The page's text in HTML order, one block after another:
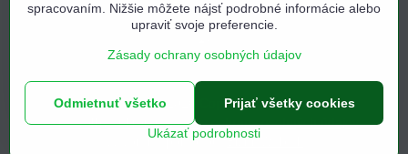
©
Copyright
Predvoľby súkromiaZásady ochrany osobných údajov
Vytvorené pomocou:BiznisWeb.sk
spracovaním. Nižšie môžete nájsť podrobné informácie alebo
upraviť svoje preferencie.
Zásady ochrany osobných údajov
Ukázať podrobnosti
Prijať všetky cookies
Odmietnuť všetko